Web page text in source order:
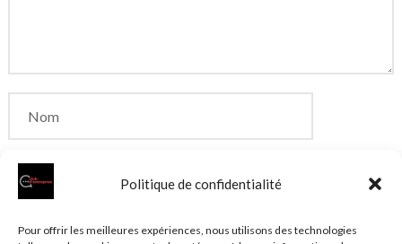
Politique de confidentialité
Pour offrir les meilleures expériences, nous utilisons des technologies
Enregistrer mon nom, mon e-mail et mon site dans